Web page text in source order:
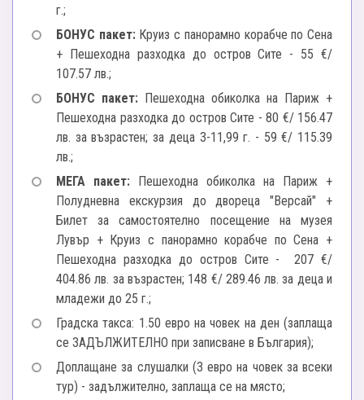
г.;
БОНУС пакет: Круиз с панорамно корабче по Сена
+ Пешеходна разходка до остров Сите - 55 €/
107.57 лв.;
БОНУС пакет: Пешеходна обиколка на Париж +
Пешеходна разходка до остров Сите - 80 €/ 156.47
лв. за възрастен; за деца 3-11,99 г. - 59 €/ 115.39
лв.;
МЕГА пакет:
Пешеходна обиколка на Париж +
Полудневна екскурзия до двореца "Версай" +
Билет за самостоятелно посещение на музея
Лувър + Круиз с панорамно корабче по Сена +
Пешеходна разходка до остров Сите - 207 €/
404.86 лв. за възрастен; 148 €/ 289.46 лв. за деца и
младежи до 25 г.;
Градска такса: 1.50 евро на човек на ден (заплаща
се ЗАДЪЛЖИТЕЛНО при записване в България);
Доплащане за слушалки (3 евро на човек за всеки
тур) - задължително, заплаща се на място;